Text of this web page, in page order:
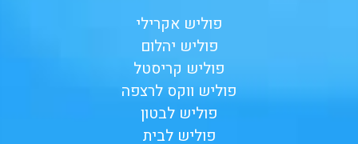
פוליש אקרילי
פוליש יהלום
פוליש קריסטל
פוליש ווקס לרצפה
פוליש לבטון
פוליש לבית